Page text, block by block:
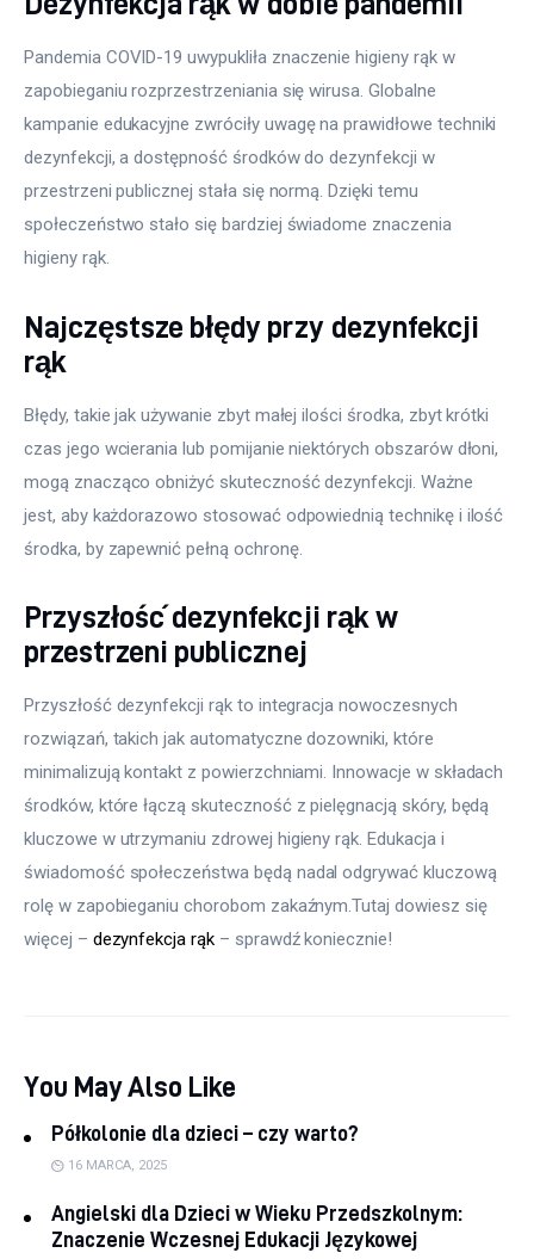
Pandemia COVID-19 uwypukliła znaczenie higieny rąk w
zapobieganiu rozprzestrzeniania się wirusa. Globalne
kampanie edukacyjne zwróciły uwagę na prawidłowe techniki
dezynfekcji, a dostępność środków do dezynfekcji w
przestrzeni publicznej stała się normą. Dzięki temu
społeczeństwo stało się bardziej świadome znaczenia
higieny rąk.
Najczęstsze błędy przy dezynfekcji
rąk
Błędy, takie jak używanie zbyt małej ilości środka, zbyt krótki
czas jego wcierania lub pomijanie niektórych obszarów dłoni,
mogą znacząco obniżyć skuteczność dezynfekcji. Ważne
jest, aby każdorazowo stosować odpowiednią technikę i ilość
środka, by zapewnić pełną ochronę.
Przyszłość dezynfekcji rąk w
przestrzeni publicznej
Przyszłość dezynfekcji rąk to integracja nowoczesnych
rozwiązań, takich jak automatyczne dozowniki, które
minimalizują kontakt z powierzchniami. Innowacje w składach
środków, które łączą skuteczność z pielęgnacją skóry, będą
kluczowe w utrzymaniu zdrowej higieny rąk. Edukacja i
świadomość społeczeństwa będą nadal odgrywać kluczową
rolę w zapobieganiu chorobom zakaźnym.Tutaj dowiesz się
więcej – dezynfekcja rąk – sprawdź koniecznie!
You May Also Like
Półkolonie dla dzieci – czy warto?
16 MARCA, 2025
Angielski dla Dzieci w Wieku Przedszkolnym:
Znaczenie Wczesnej Edukacji Językowej